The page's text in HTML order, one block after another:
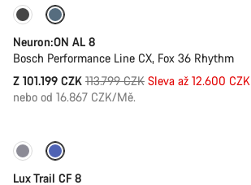
-11%
Neuron:ON AL 8
Bosch Performance Line CX, Fox 36 Rhythm
Z 101.199 CZK Původní
cena
113.799 CZK Sleva až 12.600 CZK
nebo od 16.867 CZK/Mě.
Nové
Lux Trail CF 8